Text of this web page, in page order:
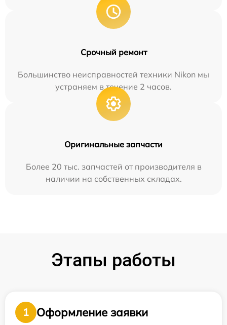
Срочный ремонт
Большинство неисправностей техники Nikon мы
устраняем в течение 2 часов.
Оригинальные запчасти
Более 20 тыс. запчастей от производителя в
наличии на собственных складах.
Этапы работы
1
Оформление заявки